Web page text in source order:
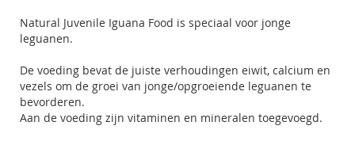
Natural Juvenile Iguana Food is speciaal voor jonge
leguanen.
De voeding bevat de juiste verhoudingen eiwit, calcium en
vezels om de groei van jonge/opgroeiende leguanen te
bevorderen.
Aan de voeding zijn vitaminen en mineralen toegevoegd.